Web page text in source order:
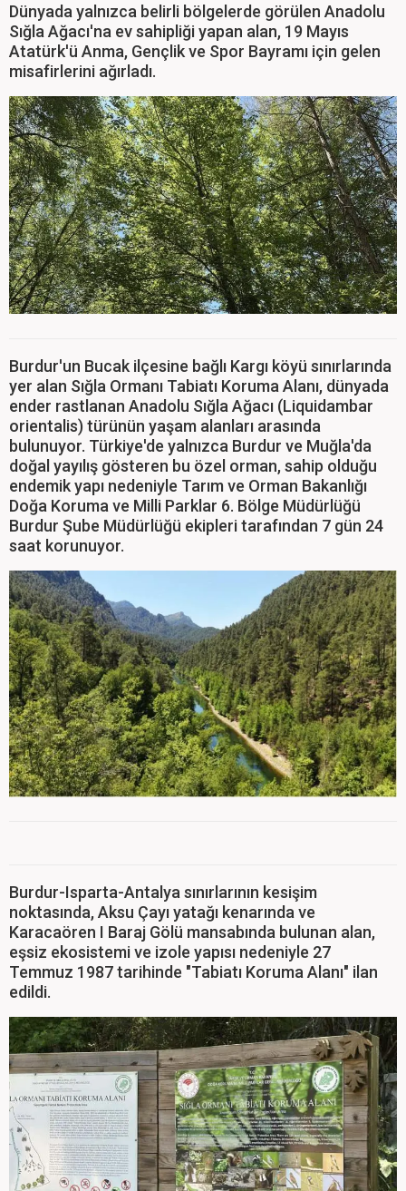
Dünyada yalnızca belirli bölgelerde görülen Anadolu
Sığla Ağacı'na ev sahipliği yapan alan, 19 Mayıs
Atatürk'ü Anma, Gençlik ve Spor Bayramı için gelen
misafirlerini ağırladı.
Burdur'un Bucak ilçesine bağlı Kargı köyü sınırlarında
yer alan Sığla Ormanı Tabiatı Koruma Alanı, dünyada
ender rastlanan Anadolu Sığla Ağacı (Liquidambar
orientalis) türünün yaşam alanları arasında
bulunuyor. Türkiye'de yalnızca Burdur ve Muğla'da
doğal yayılış gösteren bu özel orman, sahip olduğu
endemik yapı nedeniyle Tarım ve Orman Bakanlığı
Doğa Koruma ve Milli Parklar 6. Bölge Müdürlüğü
Burdur Şube Müdürlüğü ekipleri tarafından 7 gün 24
saat korunuyor.
Burdur-Isparta-Antalya sınırlarının kesişim
noktasında, Aksu Çayı yatağı kenarında ve
Karacaören I Baraj Gölü mansabında bulunan alan,
eşsiz ekosistemi ve izole yapısı nedeniyle 27
Temmuz 1987 tarihinde "Tabiatı Koruma Alanı" ilan
edildi.